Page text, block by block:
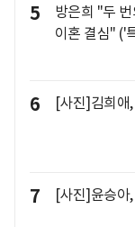
5
방은희 "두
이혼 결심" ('
6 [사진]김희애
7 [사진]윤승아